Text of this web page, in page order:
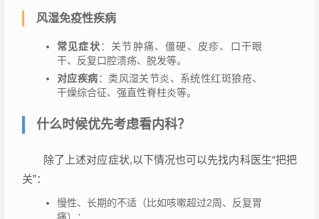
风湿免疫性疾病
常见症状：关节肿痛、僵硬、皮疹、口干眼
干、反复口腔溃疡、脱发等。
对应疾病：类风湿关节炎、系统性红斑狼疮、
干燥综合征、强直性脊柱炎等。
什么时候优先考虑看内科？
除了上述对应症状,以下情况也可以先找内科医生“把把
关”：
慢性、长期的不适（比如咳嗽超过2周、反复胃